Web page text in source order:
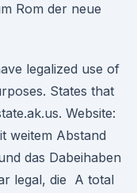
Rom der neue
legalized use of
States that
Website:
weitem Abstand
das Dabeihaben
legal, die A total